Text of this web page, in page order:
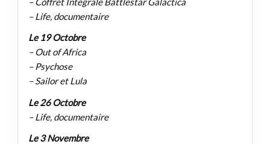
– Life, documentaire
Le 19 Octobre
– Out of Africa
– Psychose
– Sailor et Lula
Le 26 Octobre
– Life, documentaire
Le 3 Novembre